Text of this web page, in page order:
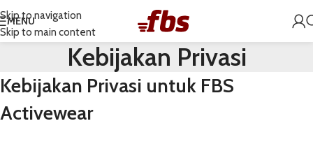
Skip to navigation
Skip to main content
MENU
Kebijakan Privasi
Kebijakan Privasi untuk FBS
Activewear